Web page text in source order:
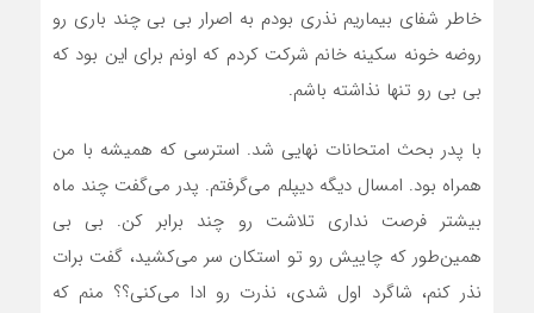
خاطر شفای بیماریم نذری بودم به اصرار بی بی چند باری رو
روضه خونه سکینه خانم شرکت کردم که اونم برای این بود که
بی بی رو تنها نذاشته باشم.
با پدر بحث امتحانات نهایی شد. استرسی که همیشه با من
همراه بود. امسال دیگه دیپلم می‌گرفتم. پدر می‌گفت چند ماه
بیشتر فرصت نداری تلاشت رو چند برابر کن. بی بی
همین‌طور که چاییش رو تو استکان سر می‌کشید، گفت برات
نذر کنم، شاگرد اول شدی، نذرت رو ادا می‌کنی؟؟ منم که